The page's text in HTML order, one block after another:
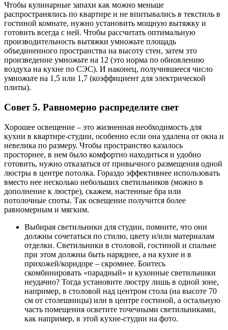
Чтобы кулинарные запахи как можно меньше
распространялись по квартире и не впитывались в текстиль в
гостиной комнате, нужно установить мощную вытяжку и
готовить всегда с ней. Чтобы рассчитать оптимальную
производительность вытяжки умножьте площадь
объединенного пространства на высоту стен, затем это
произведение умножьте на 12 (это норма по обновлению
воздуха на кухне по СЭС). И наконец, получившееся число
умножьте на 1,5 или 1,7 (коэффициент для электрической
плиты).
Совет 5. Равномерно распределите свет
Хорошее освещение – это жизненная необходимость для
кухни в квартире-студии, особенно если она удалена от окна и
невелика по размеру. Чтобы пространство казалось
просторнее, в нем было комфортно находиться и удобно
готовить, нужно отказаться от привычного размещения одной
люстры в центре потолка. Гораздо эффективнее использовать
вместо нее несколько небольших светильников (можно в
дополнение к люстре), скажем, настенные бра или
потолочные споты. Так освещение получится более
равномерным и мягким.
Выбирая светильники для студии, помните, что они
должны сочетаться по стилю, цвету и/или материалам
отделки. Светильники в столовой, гостиной и спальне
при этом должны быть наряднее, а на кухне и в
прихожей/коридоре – скромнее. Боитесь
скомбинировать «парадный» и кухонные светильники
неудачно? Тогда установите люстру лишь в одной зоне,
например, в столовой над центром стола (на высоте 70
см от столешницы) или в центре гостиной, а остальную
часть помещения осветите точечными светильниками,
как например, в этой кухне-студии на фото.